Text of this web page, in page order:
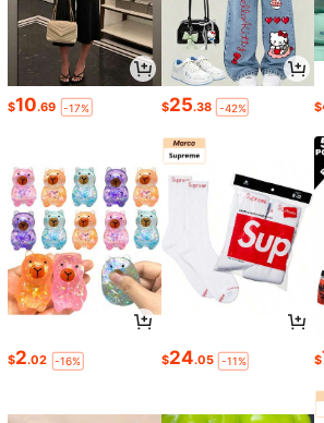
$10.69 -17% $25.38 -42% $
$2.02 -16% $24.05 -11% $